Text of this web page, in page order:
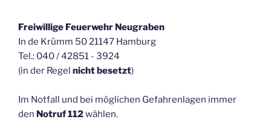
Freiwillige Feuerwehr Neugraben
In de Krümm 50 21147 Hamburg
Tel.: 040 / 42851 - 3924
(in der Regel nicht besetzt)
Im Notfall und bei möglichen Gefahrenlagen immer
den Notruf 112wählen.